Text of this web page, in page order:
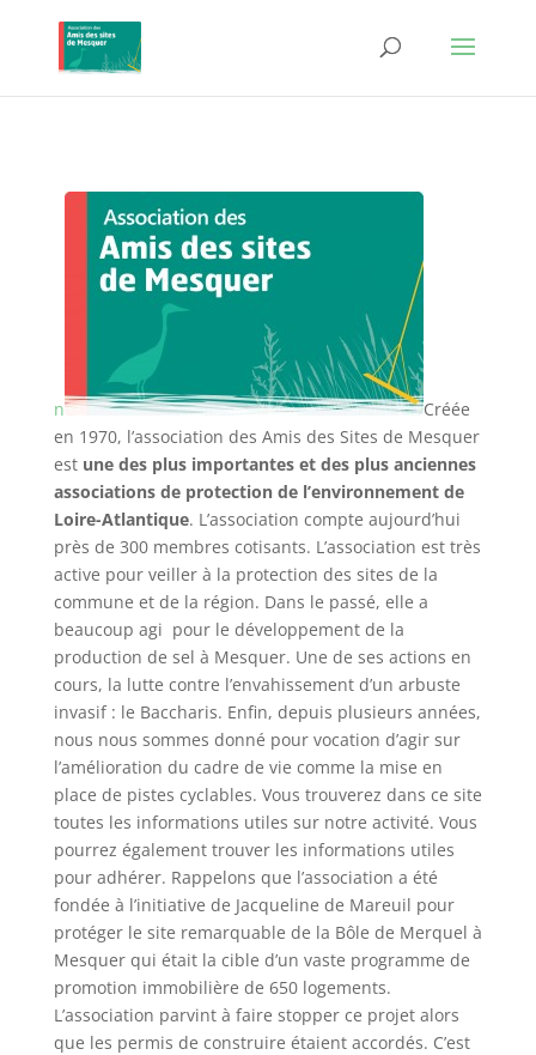
n
Créée
en 1970, l’association des Amis des Sites de Mesquer
est une des plus importantes et des plus anciennes
associations de protection de l’environnement de
Loire-Atlantique. L’association compte aujourd’hui
près de 300 membres cotisants. L’association est très
active pour veiller à la protection des sites de la
commune et de la région. Dans le passé, elle a
beaucoup agi pour le développement de la
production de sel à Mesquer. Une de ses actions en
cours, la lutte contre l’envahissement d’un arbuste
invasif : le Baccharis. Enfin, depuis plusieurs années,
nous nous sommes donné pour vocation d’agir sur
l’amélioration du cadre de vie comme la mise en
place de pistes cyclables. Vous trouverez dans ce site
toutes les informations utiles sur notre activité. Vous
pourrez également trouver les informations utiles
pour adhérer. Rappelons que l’association a été
fondée à l’initiative de Jacqueline de Mareuil pour
protéger le site remarquable de la Bôle de Merquel à
Mesquer qui était la cible d’un vaste programme de
promotion immobilière de 650 logements.
L’association parvint à faire stopper ce projet alors
que les permis de construire étaient accordés. C’est